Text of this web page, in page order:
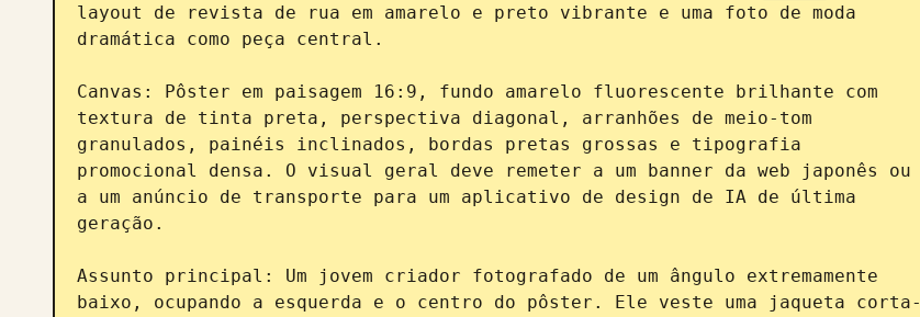
layout de revista de rua em amarelo e preto vibrante e uma foto de moda
dramática como peça central.
Canvas: Pôster em paisagem 16:9, fundo amarelo fluorescente brilhante com
textura de tinta preta, perspectiva diagonal, arranhões de meio-tom
granulados, painéis inclinados, bordas pretas grossas e tipografia
promocional densa. O visual geral deve remeter a um banner da web japonês ou
a um anúncio de transporte para um aplicativo de design de IA de última
geração.
Assunto principal: Um jovem criador fotografado de um ângulo extremamente
baixo, ocupando a esquerda e o centro do pôster. Ele veste uma jaqueta corta-